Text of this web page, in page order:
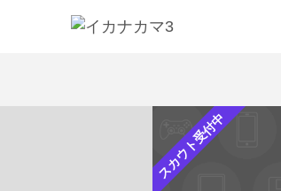
スカウト受付中